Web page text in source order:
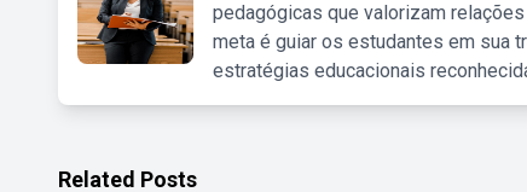
pedagógicas que valorizam
meta é guiar os estudantes em sua
estratégias educacionais
Related Posts